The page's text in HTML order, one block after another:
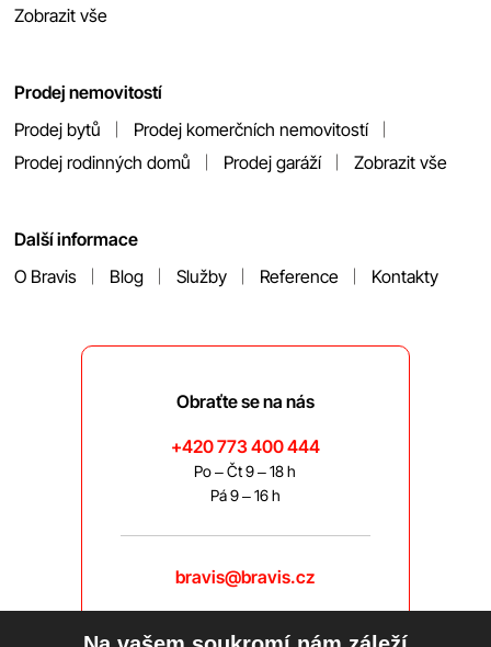
Zobrazit vše
Prodej nemovitostí
Prodej bytů
Prodej komerčních nemovitostí
Prodej rodinných domů
Prodej garáží Zobrazit vše
Další informace
O Bravis
Blog Služby Reference Kontakty
Obraťte se na nás
+420 773 400 444
Po – Čt 9 – 18 h
Pá 9 – 16 h
bravis@bravis.cz